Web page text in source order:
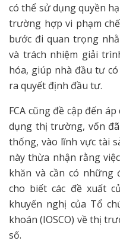
có thể sử dụng quyền
trường hợp vi phạm
bước đi quan trọng
và trách nhiệm giải
hóa, giúp nhà đầu tư
ra quyết định đầu tư.
FCA cũng đề cập đến
dụng thị trường, vốn
thống, vào lĩnh vực tài
này thừa nhận rằng
khăn và cần có những
cho biết các đề xuất
khuyến nghị của Tổ
khoán (IOSCO) về thị
số.